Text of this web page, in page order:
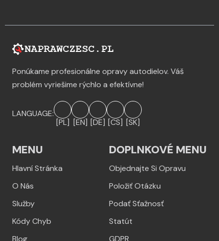
Ponúkame profesionálne opravy autodielov. Váš
problém vyriešime rýchlo a efektívne!
LANGUAGE:
[PL] [EN] [DE] [CS] [SK]
MENU
Hlavní Stránka
O Nás
Služby
Kódy Chyb
Blog
DOPLNKOVÉ MENU
Objednajte Si Opravu
Položiť Otázku
Podať Sťažnosť
Statút
GDPR